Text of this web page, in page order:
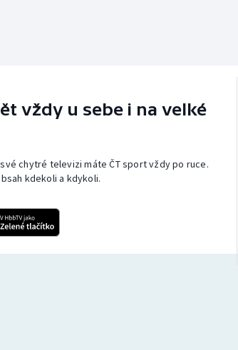
vždy u sebe i na velké
chytré televizi máte ČT sport vždy po ruce.
kdekoli a kdykoli.